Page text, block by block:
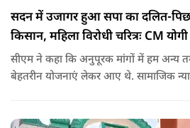
सदन में उजागर हुआ सपा का दलित-
किसान, महिला विरोधी चरित्रः CM योगी
सीएम ने कहा कि अनुपूरक मांगों में हम अन्य
बेहतरीन योजनाएं लेकर आए थे. सामाजिक